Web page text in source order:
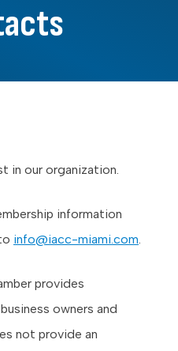
in our organization.
information
info@iacc-miami.com.
provides
owners and
not provide an